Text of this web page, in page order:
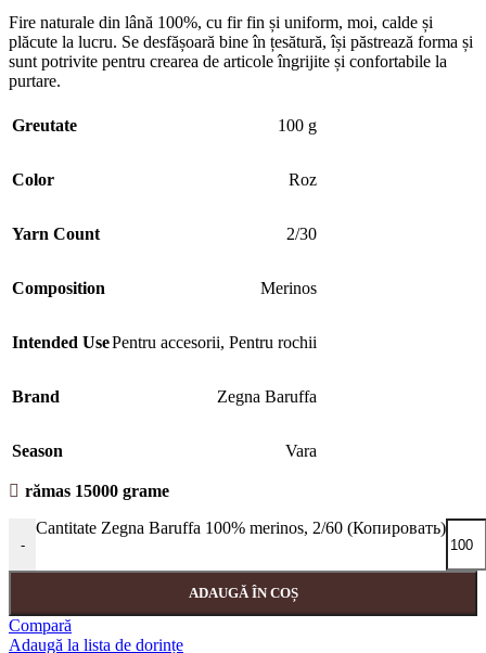
Fire naturale din lână 100%, cu fir fin și uniform, moi, calde și
plăcute la lucru. Se desfășoară bine în țesătură, își păstrează forma și
sunt potrivite pentru crearea de articole îngrijite și confortabile la
purtare.
Greutate 100 g
Color Roz
Yarn Count 2/30
Composition Merinos
Intended UsePentru accesorii, Pentru rochii
Brand Zegna Baruffa
Season Vara
rămas 15000 grame
-
Cantitate Zegna Baruffa 100% merinos, 2/60 (Копировать)
ADAUGĂ ÎN COȘ
Compară
Adaugă la lista de dorințe